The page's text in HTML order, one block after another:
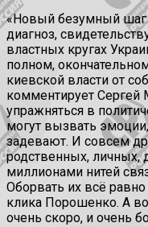
«Новый безумный шаг
диагноз,
властных кругах
полном,
киевской власти от
комментирует
упражняться в
могут вызвать
задевают. И совсем
родственных, личных,
миллионами нитей
Оборвать их всё равно
клика Порошенко. А
очень скоро, и очень